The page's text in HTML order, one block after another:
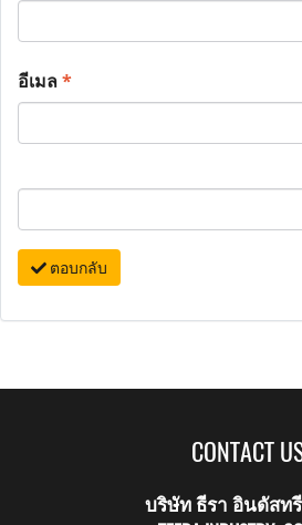
อีเมล*
ตอบกลับ
CONTACT
บริษัท ธีรา อินดัสท